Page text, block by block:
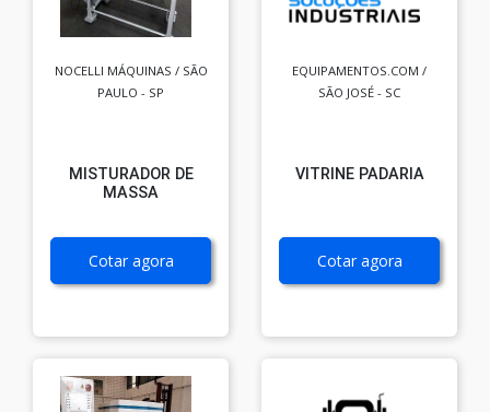
NOCELLI MÁQUINAS / SÃO
PAULO - SP
MISTURADOR DE
MASSA
Cotar agora
EQUIPAMENTOS.COM /
SÃO JOSÉ - SC
VITRINE PADARIA
Cotar agora